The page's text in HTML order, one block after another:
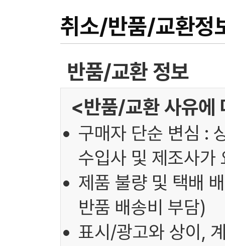
취소/반품/교환정
반품/교환 정보
<반품/교환 사유에
구매자 단순 변심 :
수입사 및 제조사가
제품 불량 및 택배
반품 배송비 부담)
표시/광고와 상이,